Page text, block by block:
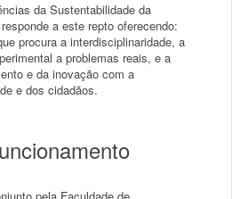
da Sustentabilidade da
a este repto oferecendo:
procura a interdisciplinaridade, a
a problemas reais, e a
e da inovação com a
e dos cidadãos.